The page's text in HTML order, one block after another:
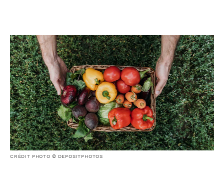
CRÉDIT PHOTO © DEPOSITPHOTOS